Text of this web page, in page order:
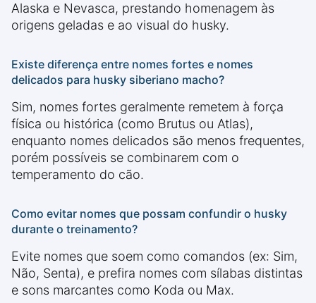
Alaska e Nevasca, prestando homenagem às
origens geladas e ao visual do husky.
Existe diferença entre nomes fortes e nomes
delicados para husky siberiano macho?
Sim, nomes fortes geralmente remetem à força
física ou histórica (como Brutus ou Atlas),
enquanto nomes delicados são menos frequentes,
porém possíveis se combinarem com o
temperamento do cão.
Como evitar nomes que possam confundir o husky
durante o treinamento?
Evite nomes que soem como comandos (ex: Sim,
Não, Senta), e prefira nomes com sílabas distintas
e sons marcantes como Koda ou Max.